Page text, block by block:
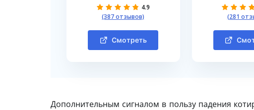
4.9
(387 отзывов)
Смотреть
(281
Дополнительным сигналом в пользу падения